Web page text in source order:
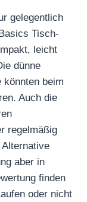
gelegentlich
Tisch-
leicht
dünne
könnten beim
Auch die
regelmäßig
aber in
finden
oder nicht